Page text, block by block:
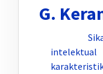
G.
Sikap